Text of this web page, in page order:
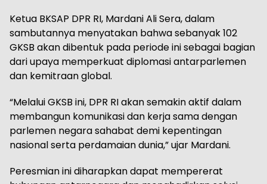
Ketua BKSAP DPR RI, Mardani Ali Sera, dalam
sambutannya menyatakan bahwa sebanyak 102
GKSB akan dibentuk pada periode ini sebagai bagian
dari upaya memperkuat diplomasi antarparlemen
dan kemitraan global.
“Melalui GKSB ini, DPR RI akan semakin aktif dalam
membangun komunikasi dan kerja sama dengan
parlemen negara sahabat demi kepentingan
nasional serta perdamaian dunia,” ujar Mardani.
Peresmian ini diharapkan dapat mempererat